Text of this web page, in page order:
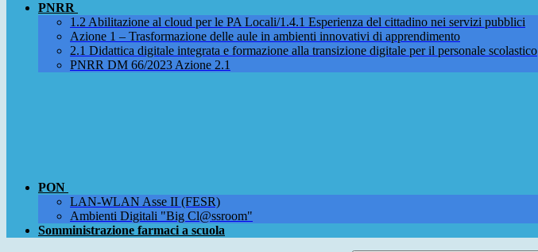
PNRR
1.2 Abilitazione al cloud per le PA Locali/1.4.1 Esperienza del cittadino nei servizi pubblici
Azione 1 – Trasformazione delle aule in ambienti innovativi di apprendimento
2.1 Didattica digitale integrata e formazione alla transizione digitale per il personale scolastico
PNRR DM 66/2023 Azione 2.1
PON
LAN-WLAN Asse II (FESR)
Ambienti Digitali "Big Cl@ssroom"
Somministrazione farmaci a scuola